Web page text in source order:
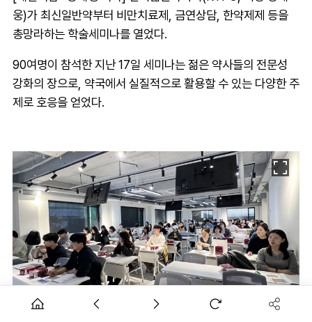
웅)가 최신일반약부터 비만치료제, 금연상담, 한약제제 등을
총망라하는 학술세미나를 열었다.
90여명이 참석한 지난 17일 세미나는 젊은 약사들의 전문성
강화의 장으로, 약국에서 실질적으로 활용할 수 있는 다양한 주
제로 호응을 얻었다.